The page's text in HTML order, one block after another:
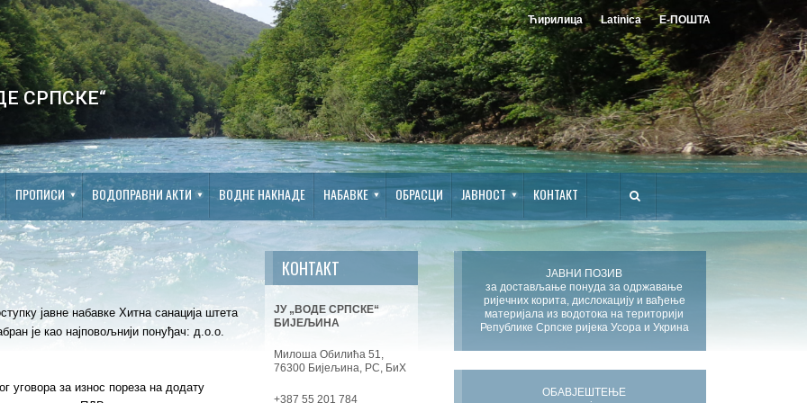
Ћирилица Latinica Е-ПОШТА
СРПСКЕ“
ПРОПИСИ ВОДОПРАВНИ АКТИ ВОДНЕ НАКНАДЕ НАБАВКЕ ОБРАСЦИ ЈАВНОСТ КОНТАКТ
јавне набавке Хитна санација штета
је као најповољнији понуђач: д.о.о.
уговора за износ пореза на додату
ЈАВНИ ПОЗИВ
за достављање понуда за одржавање
ријечних корита, дислокацију и вађење
материјала из водотока на територији
Републике Српске ријека Усора и Укрина
ОБАВЈЕШТЕЊЕ
КОНТАКТ
ЈУ „ВОДЕ СРПСКЕ“
БИЈЕЉИНА
Милоша Обилића 51,
76300 Бијељина, РС, БиХ
+387 55 201 784